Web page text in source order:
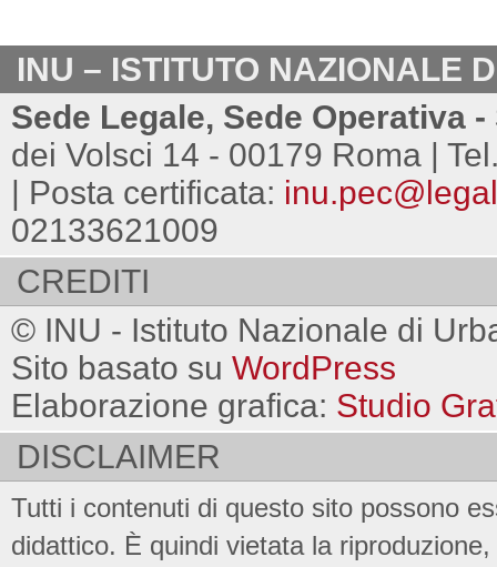
INU – ISTITUTO NAZIONALE
Sede Legale, Sede Operativa
dei Volsci 14 - 00179 Roma |
| Posta certificata:
02133621009
CREDITI
© INU - Istituto Nazionale di
Sito basato su WordPress
Elaborazione grafica: Studio
DISCLAIMER
Tutti i contenuti di questo sito possono
didattico. È quindi vietata la